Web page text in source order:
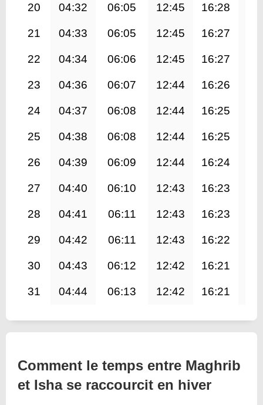
20 04:32 06:05 12:45 16:28
21 04:33 06:05 12:45 16:27
22 04:34 06:06 12:45 16:27
23 04:36 06:07 12:44 16:26
24 04:37 06:08 12:44 16:25
25 04:38 06:08 12:44 16:25
26 04:39 06:09 12:44 16:24
27 04:40 06:10 12:43 16:23
28 04:41 06:11 12:43 16:23
29 04:42 06:11 12:43 16:22
30 04:43 06:12 12:42 16:21
31 04:44 06:13 12:42 16:21
Comment le temps entre Maghrib
et Isha se raccourcit en hiver